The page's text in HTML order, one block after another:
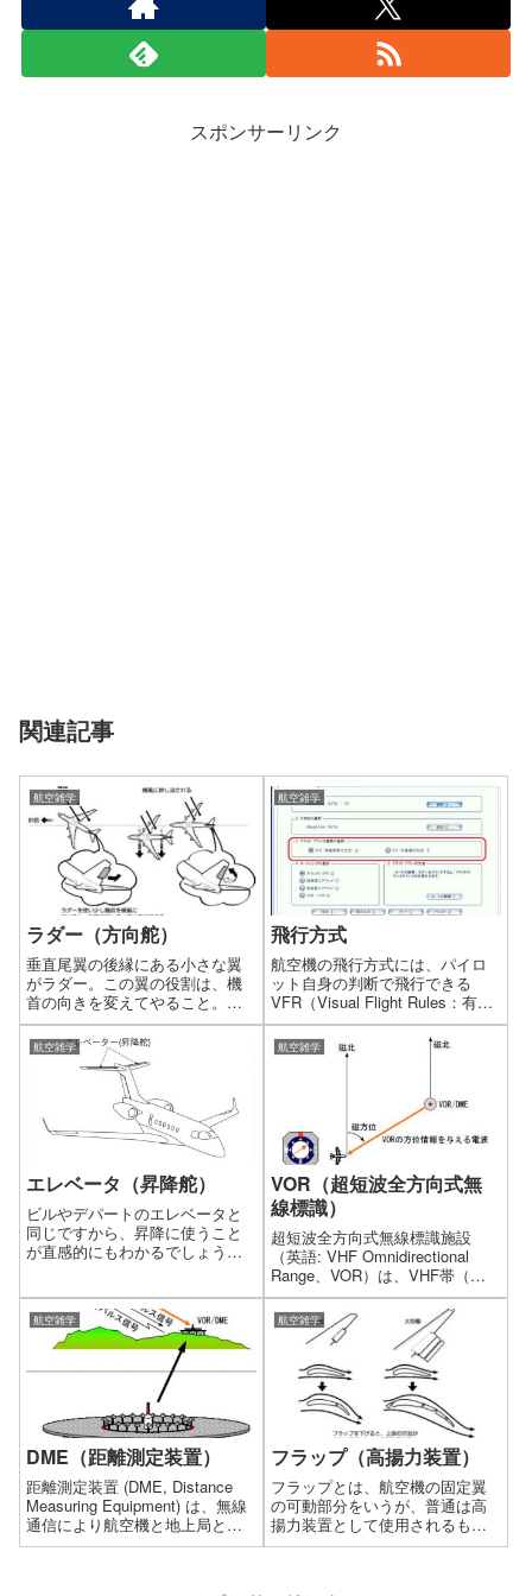
スポンサーリンク
関連記事
航空雑学
ラダー（方向舵）
垂直尾翼の後縁にある小さな翼
がラダー。この翼の役割は、機
首の向きを変えてやること。た
だ大きく進路を変えるには、エ
ルロンを使い、ラダーは補助的
に使います。
航空雑学
飛行方式
航空機の飛行方式には、パイロ
ット自身の判断で飛行できる
VFR（Visual Flight Rules：有視
界飛行方式）と、常に航空管制
機関の指示に従って飛行する
IFR（Instrument Flight Rules：
航空雑学
エレベータ（昇降舵）
ビルやデパートのエレベータと
同じですから、昇降に使うこと
が直感的にもわかるでしょう。
下げ）を調整します。
航空雑学
VOR（超短波全方向式無
線標識）
超短波全方向式無線標識施設
（英語: VHF Omnidirectional
Range、VOR）は、VHF帯（超
短波帯）の電波を用いる航空機
用無線標識。標識局を中心とし
て航空機がどの方向にいるかを
知ることができる。多くの場合
DMEと併設される。
航空雑学
DME（距離測定装置）
距離測定装置 (DME, Distance
Measuring Equipment) は、無線
通信により航空機と地上局との
距離を航空機から測定する装置
航空雑学
フラップ（高揚力装置）
フラップとは、航空機の固定翼
の可動部分をいうが、普通は高
揚力装置として使用されるもの
をさします。